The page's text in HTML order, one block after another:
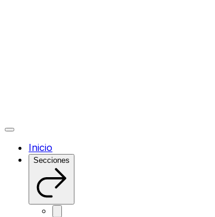
Inicio
Secciones